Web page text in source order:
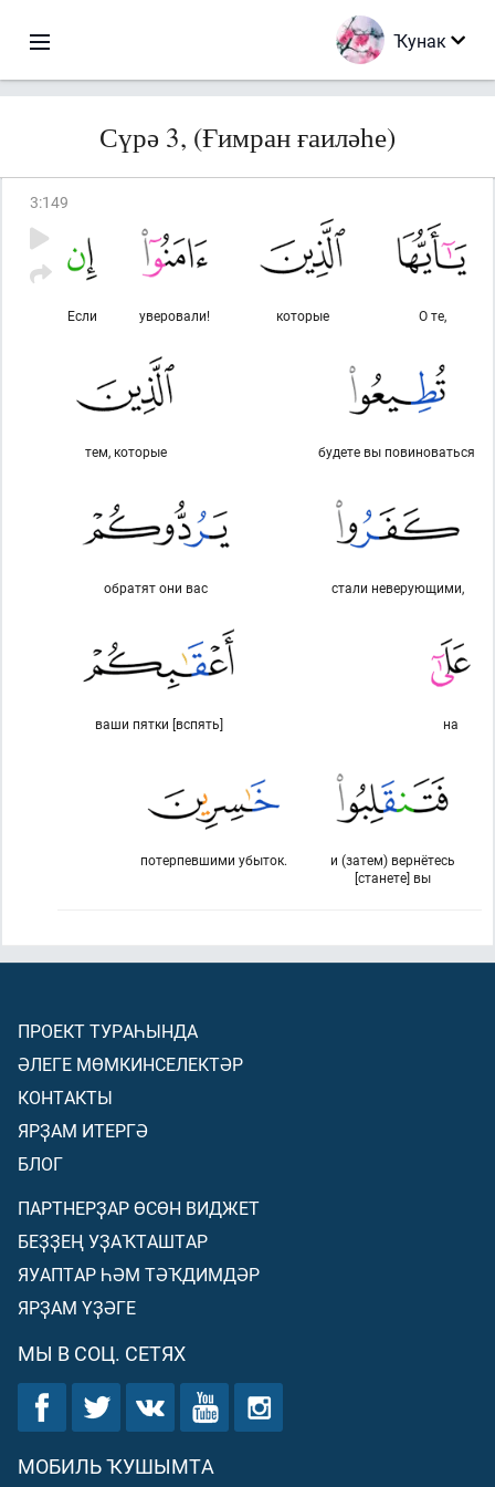
Ҡунак
Сүрә 3, (Ғимран ғаиләһе)
3:149
О те,
которые
уверовали!
Если
будете вы повиноваться
тем, которые
стали неверующими,
обратят они вас
на
ваши пятки [вспять]
и (затем) вернётесь
[станете] вы
потерпевшими убыток.
ПРОЕКТ ТУРАҺЫНДА
ӘЛЕГЕ МӨМКИНСЕЛЕКТӘР
КОНТАКТЫ
ЯРҘАМ ИТЕРГӘ
БЛОГ
ПАРТНЕРҘАР ӨСӨН ВИДЖЕТ
БЕҘҘЕҢ УҘАҠТАШТАР
ЯУАПТАР ҺӘМ ТӘҠДИМДӘР
ЯРҘАМ ҮҘӘГЕ
МЫ В СОЦ. СЕТЯХ
МОБИЛЬ ҠУШЫМТА